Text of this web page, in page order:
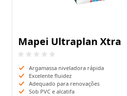
Mapei Ultraplan Xtra
Argamassa niveladora rápida
Excelente fluidez
Adequado para renovações
Sob PVC e alcatifa